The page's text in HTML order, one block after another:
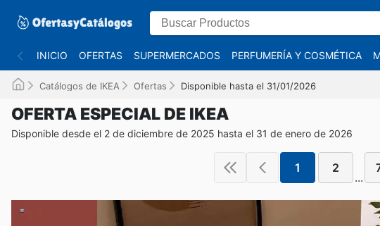
INICIO OFERTAS SUPERMERCADOS PERFUMERÍA Y COSMÉTICA
Catálogos de IKEA Ofertas Disponible hasta el 31/01/2026
OFERTA ESPECIAL DE IKEA
Disponible desde el 2 de diciembre de 2025 hasta el 31 de enero de 2026
1 2
...